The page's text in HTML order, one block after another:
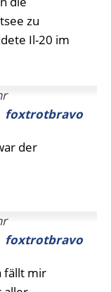
zu
Il-20 im
foxtrotbravo
der
foxtrotbravo
fällt mir